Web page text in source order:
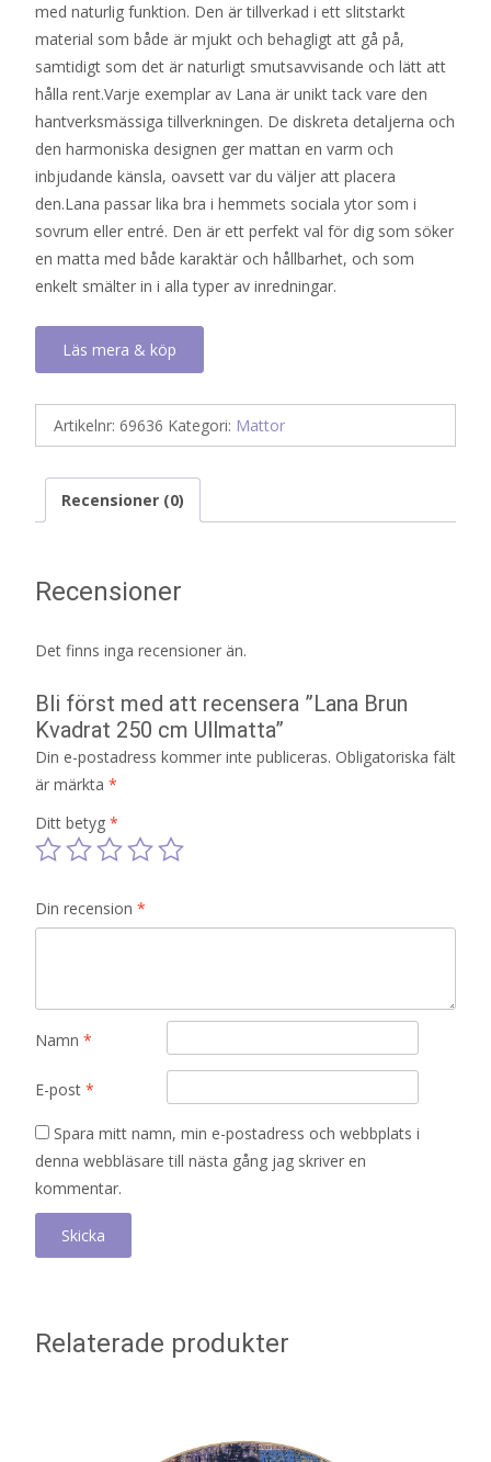
med naturlig funktion. Den är tillverkad i ett slitstarkt
material som både är mjukt och behagligt att gå på,
samtidigt som det är naturligt smutsavvisande och lätt att
hålla rent.Varje exemplar av Lana är unikt tack vare den
hantverksmässiga tillverkningen. De diskreta detaljerna och
den harmoniska designen ger mattan en varm och
inbjudande känsla, oavsett var du väljer att placera
den.Lana passar lika bra i hemmets sociala ytor som i
sovrum eller entré. Den är ett perfekt val för dig som söker
en matta med både karaktär och hållbarhet, och som
enkelt smälter in i alla typer av inredningar.
Läs mera & köp
Artikelnr: 69636 Kategori: Mattor
Recensioner (0)
Recensioner
Det finns inga recensioner än.
Bli först med att recensera ”Lana Brun
Kvadrat 250 cm Ullmatta”
Din e-postadress kommer inte publiceras. Obligatoriska fält
är märkta *
Ditt betyg *
Din recension *
Namn *
E-post *
Spara mitt namn, min e-postadress och webbplats i
denna webbläsare till nästa gång jag skriver en
kommentar.
Relaterade produkter